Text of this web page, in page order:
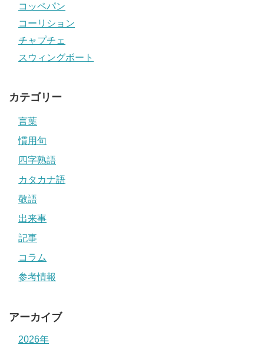
コッペパン
コーリション
チャプチェ
スウィングボート
カテゴリー
言葉
慣用句
四字熟語
カタカナ語
敬語
出来事
記事
コラム
参考情報
アーカイブ
2026年